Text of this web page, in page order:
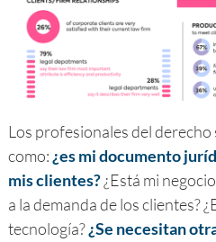
Los profesionales del
como: ¿es mi documento
mis clientes?¿Está mi
a la demanda de los clientes?
tecnología?¿Se necesitan